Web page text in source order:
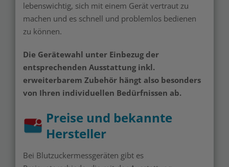
lebenswichtig, sich mit einem Gerät vertraut zu
machen und es schnell und problemlos bedienen
zu können.
Die Gerätewahl unter Einbezug der
entsprechenden Ausstattung inkl.
erweiterbarem Zubehör hängt also besonders
von Ihren individuellen Bedürfnissen ab.
Preise und bekannte
Hersteller
Bei Blutzuckermessgeräten gibt es